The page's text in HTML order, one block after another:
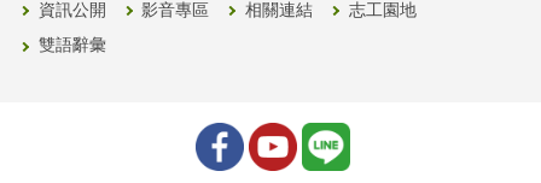
資訊公開 影音專區 相關連結 志工園地
雙語辭彙